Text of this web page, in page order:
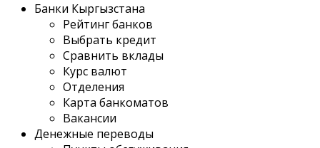
Банки Кыргызстана
Рейтинг банков
Выбрать кредит
Сравнить вклады
Курс валют
Отделения
Карта банкоматов
Вакансии
Денежные переводы